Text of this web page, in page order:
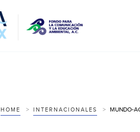
HOME INTERNACIONALES